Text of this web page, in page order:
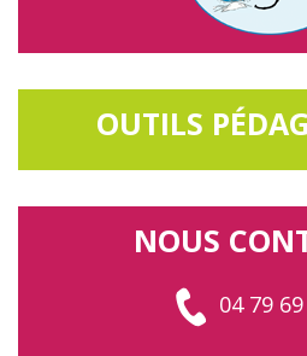
OUTILS
NOUS
04 79